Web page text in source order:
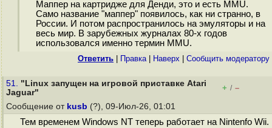
Маппер на картридже для Денди, это и есть MMU.
Само название "маппер" появилось, как ни странно, в
России. И потом распространилось на эмуляторы и на
весь мир. В зарубежных журналах 80-х годов
использовался именно термин MMU.
Ответить Правка| Наверх Cообщить модератору
51. "Linux запущен на игровой приставке Atari
Jaguar"
+ / –
Сообщение от kusb (?), 09-Июл-26, 01:01
Тем временем Windows NT теперь работает на Nintenfo Wii.